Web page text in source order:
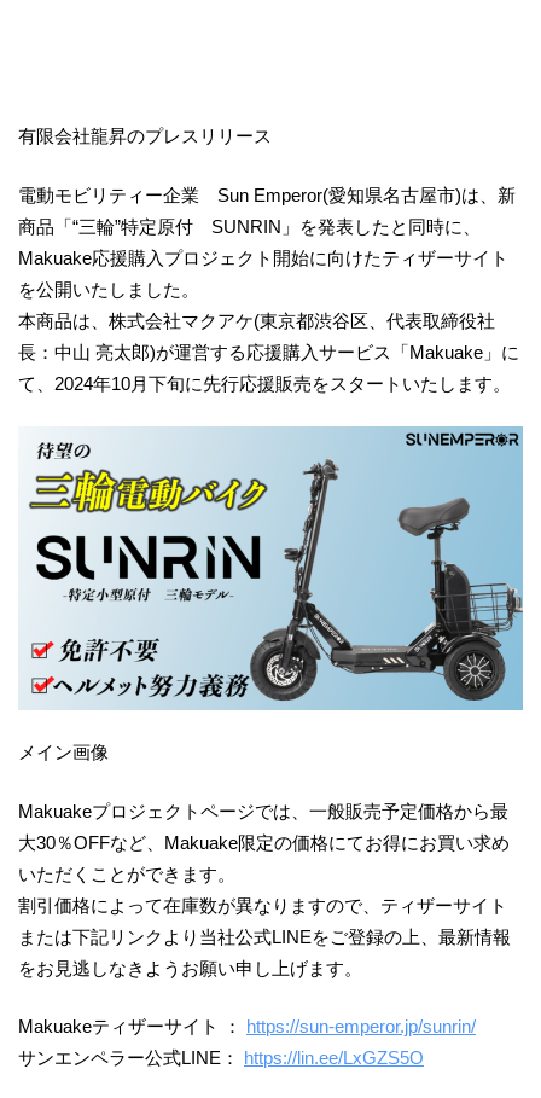
有限会社龍昇のプレスリリース
電動モビリティー企業 Sun Emperor(愛知県名古屋市)は、新
商品「“三輪”特定原付 SUNRIN」を発表したと同時に、
Makuake応援購入プロジェクト開始に向けたティザーサイト
を公開いたしました。
本商品は、株式会社マクアケ(東京都渋谷区、代表取締役社
長：中山 亮太郎)が運営する応援購入サービス「Makuake」に
て、2024年10月下旬に先行応援販売をスタートいたします。
メイン画像
Makuakeプロジェクトページでは、一般販売予定価格から最
大30％OFFなど、Makuake限定の価格にてお得にお買い求め
いただくことができます。
割引価格によって在庫数が異なりますので、ティザーサイト
または下記リンクより当社公式LINEをご登録の上、最新情報
をお見逃しなきようお願い申し上げます。
Makuakeティザーサイト ： https://sun-emperor.jp/sunrin/
サンエンペラー公式LINE： https://lin.ee/LxGZS5O